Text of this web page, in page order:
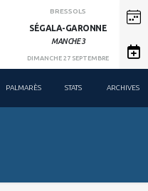
BRESSOLS
SÉGALA-GARONNE
MANCHE 3
DIMANCHE 27 SEPTEMBRE
PALMARÈS STATS ARCHIVES